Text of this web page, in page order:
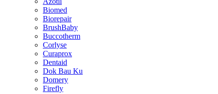
Biomed
Biorepair
BrushBaby
Buccotherm
Corlyse
Curaprox
Dentaid
Dok Bau Ku
Domery
Firefly